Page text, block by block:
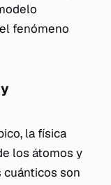
fenómeno
la física
los átomos y
cuánticos son